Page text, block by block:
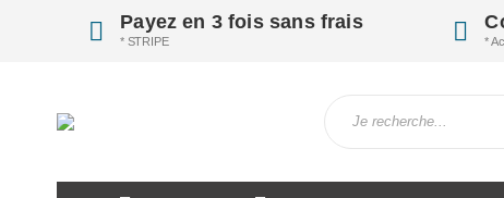
Payez en 3 fois sans frais
* STRIPE *